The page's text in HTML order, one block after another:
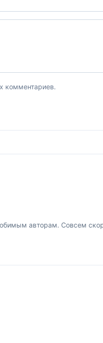
комментариев.
авторам. Совсем